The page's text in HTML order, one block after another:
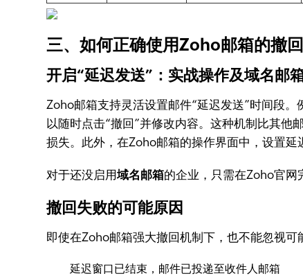
三、如何正确使用Zoho邮箱的撤
开启“延迟发送”：实战操作及域名邮
Zoho邮箱支持灵活设置邮件“延迟发送”时间段
以随时点击“撤回”并修改内容。这种机制比其他
损失。此外，在Zoho邮箱的操作界面中，设置延
对于还没启用域名邮箱的企业，只需在Zoho官网
撤回失败的可能原因
即使在Zoho邮箱强大撤回机制下，也不能忽视可
延迟窗口已结束，邮件已投递至收件人邮箱